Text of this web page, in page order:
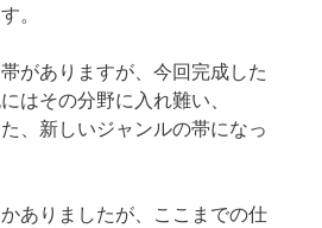
。
がありますが、今回完成した
はその分野に入れ難い、
、新しいジャンルの帯になっ
ありましたが、ここまでの仕